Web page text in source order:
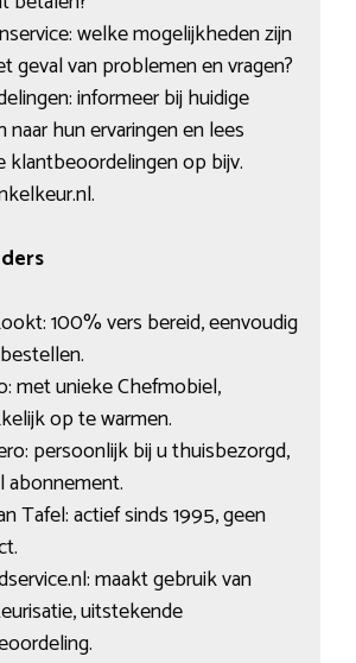
welke mogelijkheden zijn
geval van problemen en vragen?
informeer bij huidige
naar hun ervaringen en lees
klantbeoordelingen op bijv.
100% vers bereid, eenvoudig
met unieke Chefmobiel,
op te warmen.
persoonlijk bij u thuisbezorgd,
abonnement.
Tafel: actief sinds 1995, geen
maakt gebruik van
uitstekende